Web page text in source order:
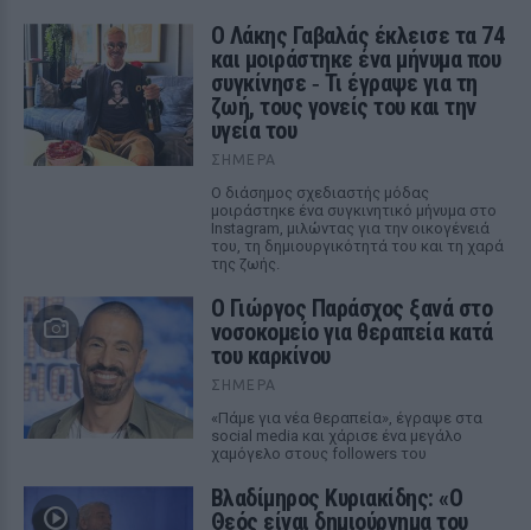
Ο Λάκης Γαβαλάς έκλεισε τα 74
και μοιράστηκε ένα μήνυμα που
συγκίνησε ‑ Τι έγραψε για τη
ζωή, τους γονείς του και την
υγεία του
ΣΉΜΕΡΑ
Ο διάσημος σχεδιαστής μόδας
μοιράστηκε ένα συγκινητικό μήνυμα στο
Instagram, μιλώντας για την οικογένειά
του, τη δημιουργικότητά του και τη χαρά
της ζωής.
O Γιώργος Παράσχος ξανά στο
νοσοκομείο για θεραπεία κατά
του καρκίνου
ΣΉΜΕΡΑ
«Πάμε για νέα θεραπεία», έγραψε στα
social media και χάρισε ένα μεγάλο
χαμόγελο στους followers του
Βλαδίμηρος Κυριακίδης: «Ο
Θεός είναι δημιούργημα του